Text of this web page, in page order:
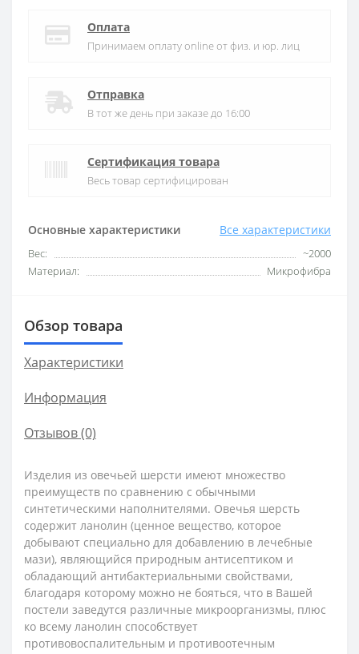
Основные характеристики Все характеристики
Вес:
~2000
Материал:
Микрофибра
Оплата
Принимаем оплату online от физ. и юр. лиц
Отправка
В тот же день при заказе до 16:00
Сертификация товара
Весь товар сертифицирован
Обзор товара
Характеристики
Информация
Отзывов (0)
Изделия из овечьей шерсти имеют множество
преимуществ по сравнению с обычными
синтетическими наполнителями. Овечья шерсть
содержит ланолин (ценное вещество, которое
добывают специально для добавлению в лечебные
мази), являющийся природным антисептиком и
обладающий антибактериальными свойствами,
благодаря которому можно не бояться, что в Вашей
постели заведутся различные микроорганизмы, плюс
ко всему ланолин способствует
противовоспалительным и противоотечным